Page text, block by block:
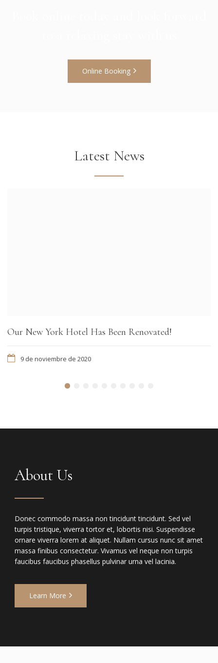
Online Booking
Latest News
Our New York Hotel Has Been Renovated!
9 de noviembre de 2020
About Us
Donec commodo massa non tincidunt tincidunt. Sed vel
turpis tristique, viverra tortor et, lobortis nisi. Suspendisse
ornare viverra lorem at aliquet. Nullam cursus nunc sit amet
massa finibus consectetur. Vivamus vel neque non turpis
faucibus faucibus phasellus pulvinar urna vel lacinia.
Learn More